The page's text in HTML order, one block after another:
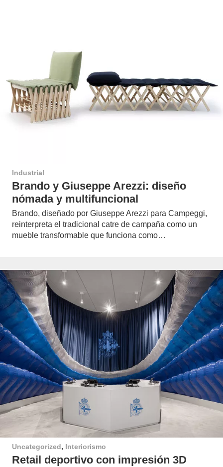
Industrial
Brando y Giuseppe Arezzi: diseño
nómada y multifuncional
Brando, diseñado por Giuseppe Arezzi para Campeggi,
reinterpreta el tradicional catre de campaña como un
mueble transformable que funciona como…
Uncategorized, Interiorismo
Retail deportivo con impresión 3D